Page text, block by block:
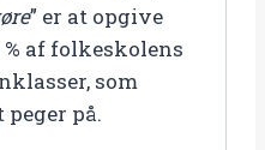
” er at opgive
af folkeskolens
som
på.